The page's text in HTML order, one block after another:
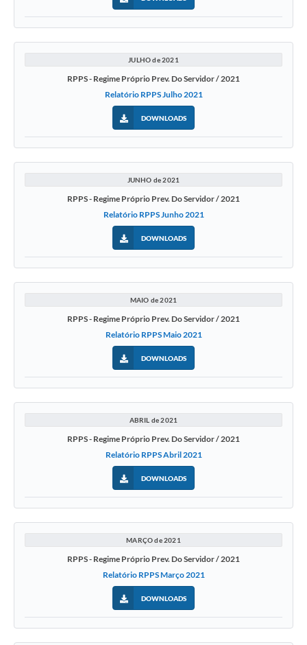
JULHO de 2021
RPPS - Regime Próprio Prev. Do Servidor / 2021
Relatório RPPS Julho 2021
DOWNLOADS
JUNHO de 2021
RPPS - Regime Próprio Prev. Do Servidor / 2021
Relatório RPPS Junho 2021
DOWNLOADS
MAIO de 2021
RPPS - Regime Próprio Prev. Do Servidor / 2021
Relatório RPPS Maio 2021
DOWNLOADS
ABRIL de 2021
RPPS - Regime Próprio Prev. Do Servidor / 2021
Relatório RPPS Abril 2021
DOWNLOADS
MARÇO de 2021
RPPS - Regime Próprio Prev. Do Servidor / 2021
Relatório RPPS Março 2021
DOWNLOADS